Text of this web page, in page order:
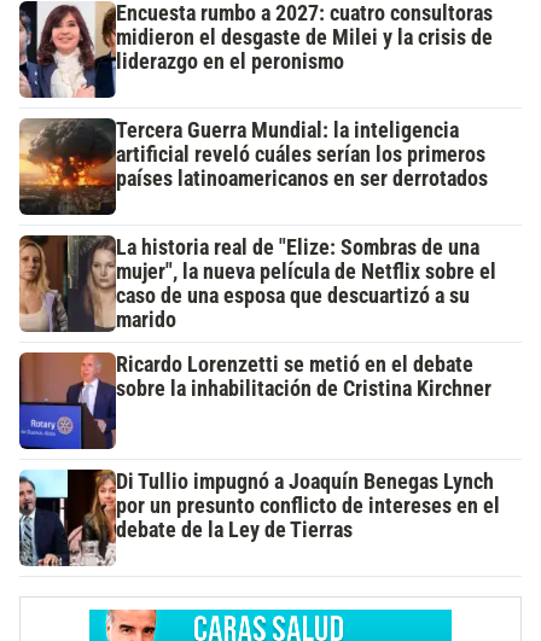
Encuesta rumbo a 2027: cuatro consultoras
midieron el desgaste de Milei y la crisis de
liderazgo en el peronismo
Tercera Guerra Mundial: la inteligencia
artificial reveló cuáles serían los primeros
países latinoamericanos en ser derrotados
La historia real de "Elize: Sombras de una
mujer", la nueva película de Netflix sobre el
caso de una esposa que descuartizó a su
marido
Ricardo Lorenzetti se metió en el debate
sobre la inhabilitación de Cristina Kirchner
Di Tullio impugnó a Joaquín Benegas Lynch
por un presunto conflicto de intereses en el
debate de la Ley de Tierras